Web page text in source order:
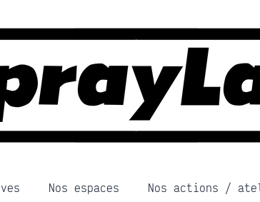
Nos espaces Nos actions /